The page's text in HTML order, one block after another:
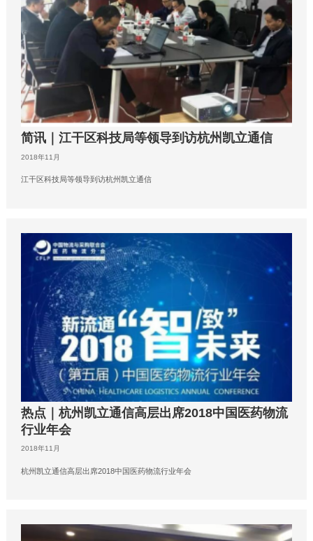
简讯｜江干区科技局等领导到访杭州凯立通信
2018年11月
江干区科技局等领导到访杭州凯立通信
热点｜杭州凯立通信高层出席2018中国医药物流
行业年会
2018年11月
杭州凯立通信高层出席2018中国医药物流行业年会